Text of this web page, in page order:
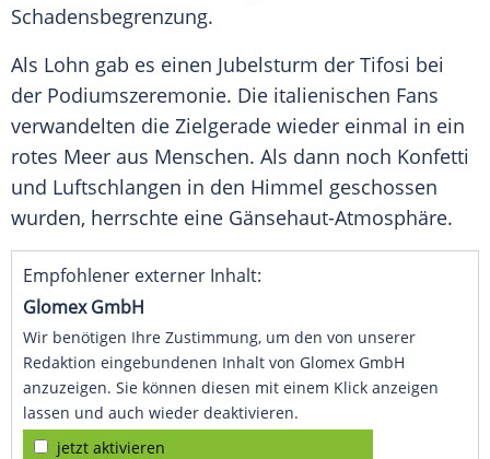
Schadensbegrenzung.
Als Lohn gab es einen Jubelsturm der Tifosi bei
der Podiumszeremonie. Die italienischen Fans
verwandelten die Zielgerade wieder einmal in ein
rotes Meer aus Menschen. Als dann noch Konfetti
und Luftschlangen in den Himmel geschossen
wurden, herrschte eine Gänsehaut-Atmosphäre.
Empfohlener externer Inhalt:
Glomex GmbH
Wir benötigen Ihre Zustimmung, um den von unserer
Redaktion eingebundenen Inhalt von Glomex GmbH
anzuzeigen. Sie können diesen mit einem Klick anzeigen
lassen und auch wieder deaktivieren.
jetzt aktivieren